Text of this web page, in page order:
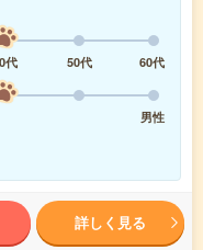
代 50代
60代
男性
詳しく見る